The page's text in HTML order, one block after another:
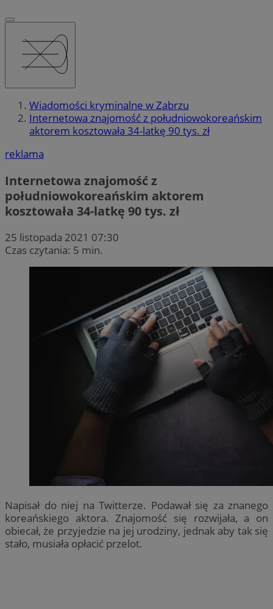
Wiadomości kryminalne w Zabrzu
Internetowa znajomość z południowokoreańskim
aktorem kosztowała 34-latkę 90 tys. zł
reklama
Internetowa znajomość z
południowokoreańskim aktorem
kosztowała 34-latkę 90 tys. zł
25 listopada 2021 07:30
Czas czytania: 5 min.
Napisał do niej na Twitterze. Podawał się za znanego
koreańskiego aktora. Znajomość się rozwijała, a on
obiecał, że przyjedzie na jej urodziny, jednak aby tak się
stało, musiała opłacić przelot.